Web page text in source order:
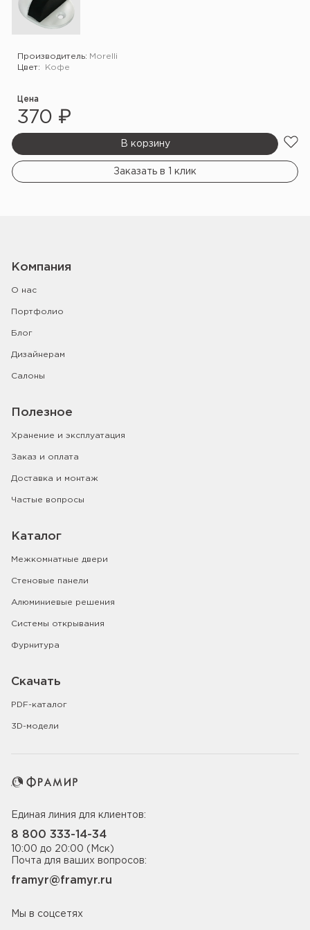
Производитель: Morelli
Цвет:
Кофе
Цена
370 ₽
В корзину
Заказать в 1 клик
Компания
О нас
Портфолио
Блог
Дизайнерам
Салоны
Полезное
Хранение и эксплуатация
Заказ и оплата
Доставка и монтаж
Частые вопросы
Каталог
Межкомнатные двери
Стеновые панели
Алюминиевые решения
Системы открывания
Фурнитура
Скачать
PDF-каталог
3D-модели
Единая линия для клиентов:
8 800 333-14-34
10:00 до 20:00 (Мск)
Почта для ваших вопросов:
framyr@framyr.ru
Мы в соцсетях